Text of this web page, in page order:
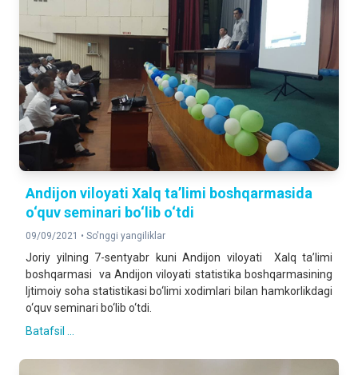
Andijon viloyati Xalq ta’limi boshqarmasida
o‘quv seminari bo‘lib o‘tdi
09/09/2021 • So'nggi yangiliklar
Joriy yilning 7-sentyabr kuni Andijon viloyati Xalq ta’limi
boshqarmasi va Andijon viloyati statistika boshqarmasining
Ijtimoiy soha statistikasi bo‘limi xodimlari bilan hamkorlikdagi
o‘quv seminari bo‘lib o‘tdi.
Batafsil ...